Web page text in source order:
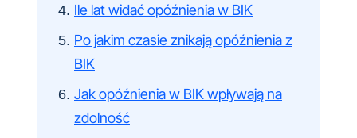
Ile lat widać opóźnienia w BIK
Po jakim czasie znikają opóźnienia z
BIK
Jak opóźnienia w BIK wpływają na
zdolność